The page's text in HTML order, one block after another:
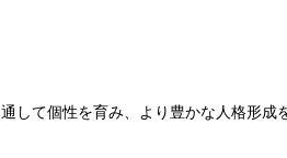
して個性を育み、より豊かな人格形成